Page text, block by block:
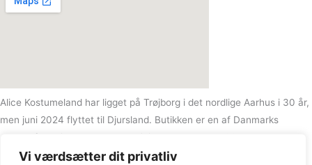
Vi værdsætter dit privatliv
Alice Kostumeland har ligget på Trøjborg i det nordlige Aarhus i 30 år,
men juni 2024 flyttet til Djursland. Butikken er en af Danmarks
største festtøj- og kostumeudlejninger med over5.000 kostumer og
10.000 rekvisitter!